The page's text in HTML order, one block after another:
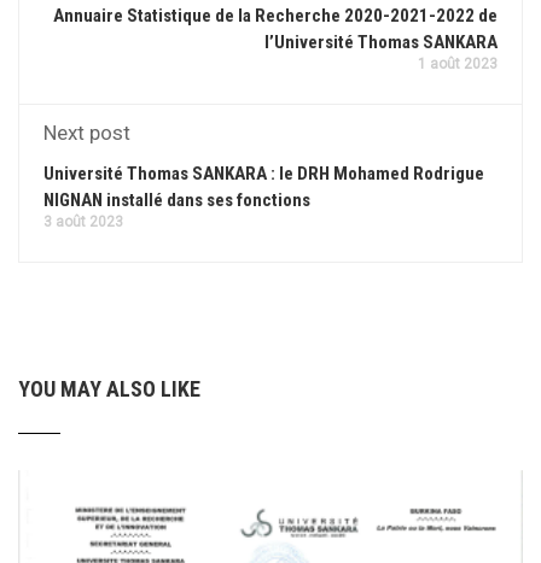
Annuaire Statistique de la Recherche 2020-2021-2022 de
l’Université Thomas SANKARA
1 août 2023
Next post
Université Thomas SANKARA : le DRH Mohamed Rodrigue
NIGNAN installé dans ses fonctions
3 août 2023
YOU MAY ALSO LIKE